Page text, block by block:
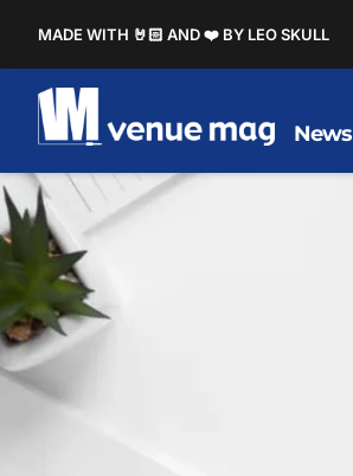
MADE WITH 🤘🏻 AND ❤️ BY LEO SKULL
News